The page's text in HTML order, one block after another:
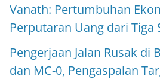
Vanath: Pertumbuhan
Perputaran Uang dari Tiga
Pengerjaan Jalan Rusak di
dan MC-0, Pengaspalan